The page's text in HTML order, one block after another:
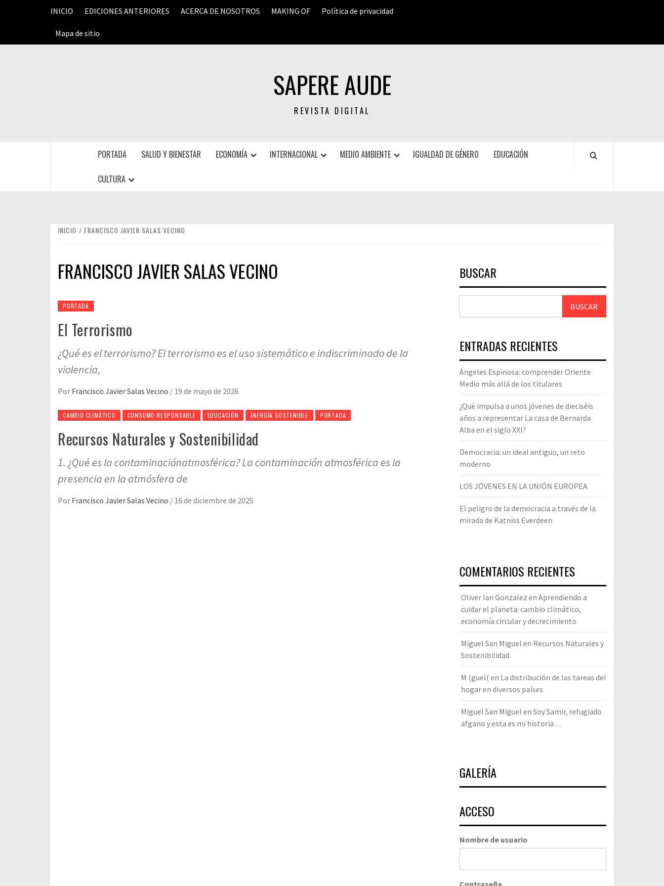
INICIO EDICIONES ANTERIORES ACERCA DE NOSOTROS MAKING OF Política de privacidad
Mapa de sitio
SAPERE AUDE
REVISTA DIGITAL
PORTADA SALUD Y BIENESTAR ECONOMÍA INTERNACIONAL MEDIO AMBIENTE IGUALDAD DE GÉNERO EDUCACIÓN
CULTURA
INICIO FRANCISCO JAVIER SALAS VECINO
FRANCISCO JAVIER SALAS VECINO
PORTADA
El Terrorismo
¿Qué es el terrorismo? El terrorismo es el uso sistemático e indiscriminado de la
violencia,
Por Francisco Javier Salas Vecino / 19 de mayo de 2026
CAMBIO CLIMÁTICO CONSUMO RESPONSABLE EDUCACIÓN ENERGÍA SOSTENIBLE PORTADA
Recursos Naturales y Sostenibilidad
1. ¿Qué es la contaminaciónatmosférica? La contaminación atmosférica es la
presencia en la atmósfera de
Por Francisco Javier Salas Vecino / 16 de diciembre de 2025
BUSCAR
BUSCAR
ENTRADAS RECIENTES
Ángeles Espinosa: comprender Oriente
Medio más allá de los titulares
¿Qué impulsa a unos jóvenes de dieciséis
años a representar La casa de Bernarda
Alba en el siglo XXI?
Democracia: un ideal antiguo, un reto
moderno
LOS JÓVENES EN LA UNIÓN EUROPEA
El peligro de la democracia a través de la
mirada de Katniss Everdeen
COMENTARIOS RECIENTES
Oliver Ian Gonzalez en Aprendiendo a
cuidar el planeta: cambio climático,
economía circular y decrecimiento
Miguel San Miguel en Recursos Naturales y
Sostenibilidad
M (guel( en La distribución de las tareas del
hogar en diversos países
Miguel San Miguel en Soy Samir, refugiado
afgano y esta es mi historia…
GALERÍA
ACCESO
Nombre de usuario
Contraseña